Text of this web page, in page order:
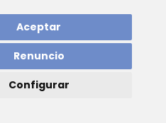
Aceptar
Renuncio
Configurar